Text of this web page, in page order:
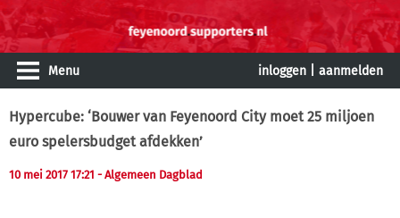
Menu inloggen aanmelden
Hypercube: ‘Bouwer van Feyenoord City moet 25 miljoen
euro spelersbudget afdekken’
10 mei 2017 17:21 - Algemeen Dagblad